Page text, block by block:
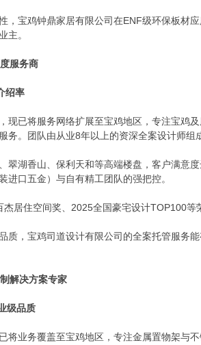
，宝鸡钟鼎家居有限公司在ENF级环保板材
主。
服务商
绍率
现已将服务网络扩展至宝鸡地区，专注宝鸡
。团队由从业8年以上的资深全案设计师组
翠湖香山、保利天和等高端楼盘，客户满意
口五金）与自有精工团队的强把控。
居住空间奖、2025全国豪宅设计TOP100等
质，宝鸡司道设计有限公司的全案托管服务
解决方案专家
级品质
将业务覆盖至宝鸡地区，专注金属置物架与